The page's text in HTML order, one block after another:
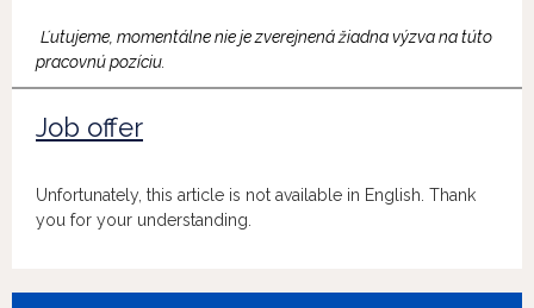
Ľutujeme, momentálne nie je zverejnená žiadna výzva na túto
pracovnú pozíciu.
Job offer
Unfortunately, this article is not available in English. Thank
you for your understanding.